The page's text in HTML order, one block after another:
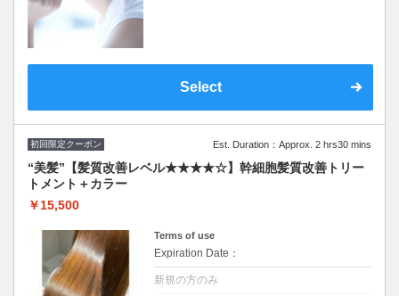
Select
初回限定クーポン Est. Duration：Approx. 2 hrs30 mins
“美髪”【髪質改善レベル★★★★☆】幹細胞髪質改善トリー
トメント＋カラー
￥15,500
Terms of use
Expiration Date：
新規の方のみ